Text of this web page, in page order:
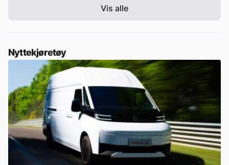
Vis alle
Nyttekjøretøy